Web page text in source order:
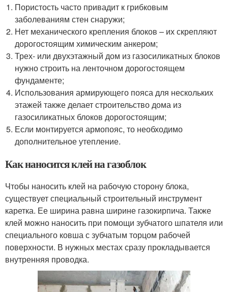
Пористость часто привадит к грибковым
заболеваниям стен снаружи;
Нет механического крепления блоков – их скрепляют
дорогостоящим химическим анкером;
Трех- или двухэтажный дом из газосиликатных блоков
нужно строить на ленточном дорогостоящем
фундаменте;
Использования армирующего пояса для нескольких
этажей также делает строительство дома из
газосиликатных блоков дорогостоящим;
Если монтируется армопояс, то необходимо
дополнительное утепление.
Как наносится клей на газоблок
Чтобы наносить клей на рабочую сторону блока,
существует специальный строительный инструмент
каретка. Ее ширина равна ширине газокирпича. Также
клей можно наносить при помощи зубчатого шпателя или
специального ковша с зубчатым торцом рабочей
поверхности. В нужных местах сразу прокладывается
внутренняя проводка.